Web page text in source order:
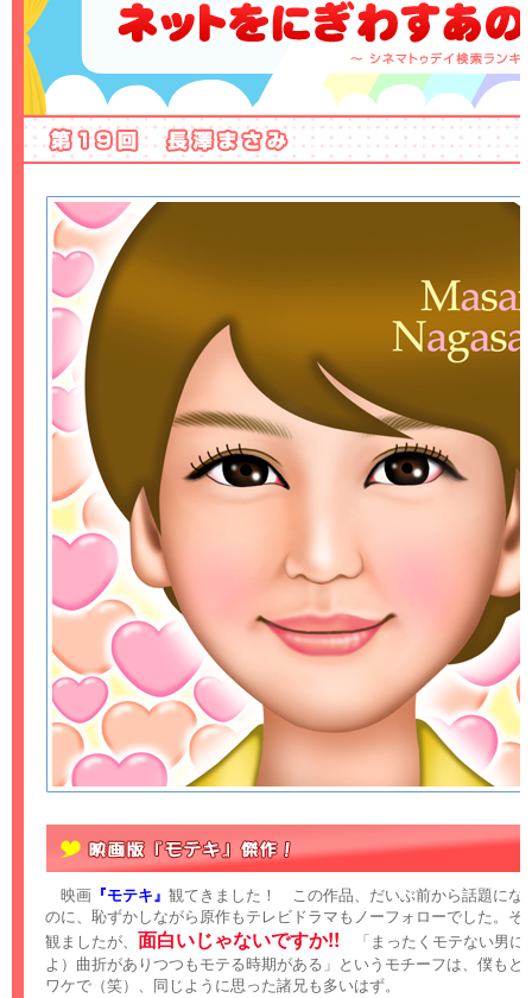
映画 『モテキ』 観てきました！ この作品、だいぶ前から話題にな
のに、恥ずかしながら原作もテレビドラマもノーフォローでした。そ
観ましたが、 面白いじゃないですか!! 「まったくモテない男に
よ）曲折がありつつもモテる時期がある」というモチーフは、僕もと
ワケで（笑）、同じように思った諸兄も多いはず。